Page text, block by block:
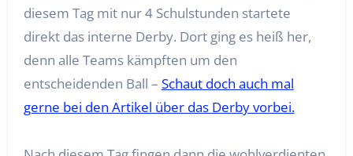
diesem Tag mit nur 4 Schulstunden startete
direkt das interne Derby. Dort ging es heiß her,
denn alle Teams kämpften um den
entscheidenden Ball – Schaut doch auch mal
gerne bei den Artikel über das Derby vorbei.